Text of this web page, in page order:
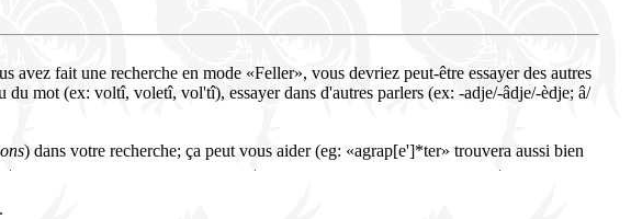
fait une recherche en mode «Feller», vous devriez peut-être essayer des autres
mot (ex: voltî, voletî, vol'tî), essayer dans d'autres parlers (ex: -adje/-âdje/-èdje; â/
) dans votre recherche; ça peut vous aider (eg: «agrap[e']*ter» trouvera aussi bien